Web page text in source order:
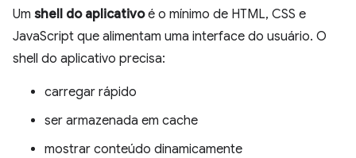
Um shell do aplicativoé o mínimo de HTML, CSS e
JavaScript que alimentam uma interface do usuário. O
shell do aplicativo precisa:
carregar rápido
ser armazenada em cache
mostrar conteúdo dinamicamente